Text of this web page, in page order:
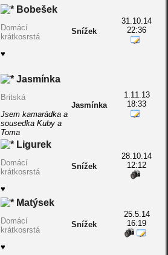
Bobešek
Domácí
krátkosrstá
♥
Snížek
31.10.14
22:36
Jasmínka
Britská
Jsem kamarádka a
sousedka Kuby a
Toma
Jasmínka
1.11.13
18:33
Ligurek
Domácí
krátkosrstá
♥
Snížek
28.10.14
12:12
Matýsek
Domácí
krátkosrstá
♥
Snížek
25.5.14
16:19